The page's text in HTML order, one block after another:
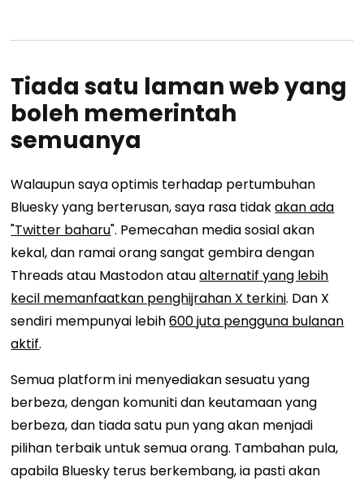
Tiada satu laman web yang
boleh memerintah
semuanya
Walaupun saya optimis terhadap pertumbuhan
Bluesky yang berterusan, saya rasa tidakakan ada
"Twitter baharu". Pemecahan media sosial akan
kekal, dan ramai orang sangat gembira dengan
Threads atau Mastodon ataualternatif yang lebih
kecil memanfaatkan penghijrahan X terkini. Dan X
sendiri mempunyai lebih600 juta pengguna bulanan
aktif.
Semua platform ini menyediakan sesuatu yang
berbeza, dengan komuniti dan keutamaan yang
berbeza, dan tiada satu pun yang akan menjadi
pilihan terbaik untuk semua orang. Tambahan pula,
apabila Bluesky terus berkembang, ia pasti akan